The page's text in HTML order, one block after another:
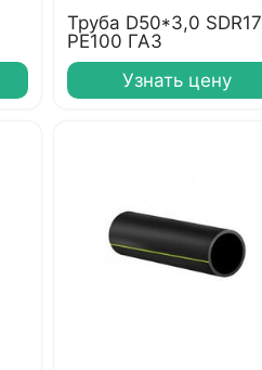
Труба D50*3,0 SDR17
PE100 ГАЗ
Узнать цену